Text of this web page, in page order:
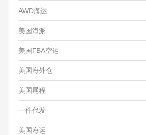
AWD海运
美国海派
美国FBA空运
美国海外仓
美国尾程
一件代发
美国海运